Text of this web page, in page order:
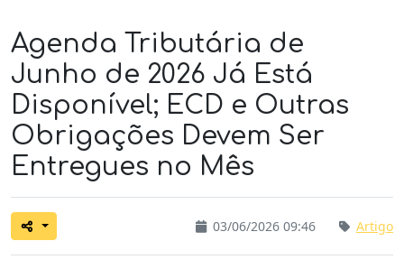
Agenda Tributária de
Junho de 2026 Já Está
Disponível; ECD e Outras
Obrigações Devem Ser
Entregues no Mês
03/06/2026 09:46 Artigo